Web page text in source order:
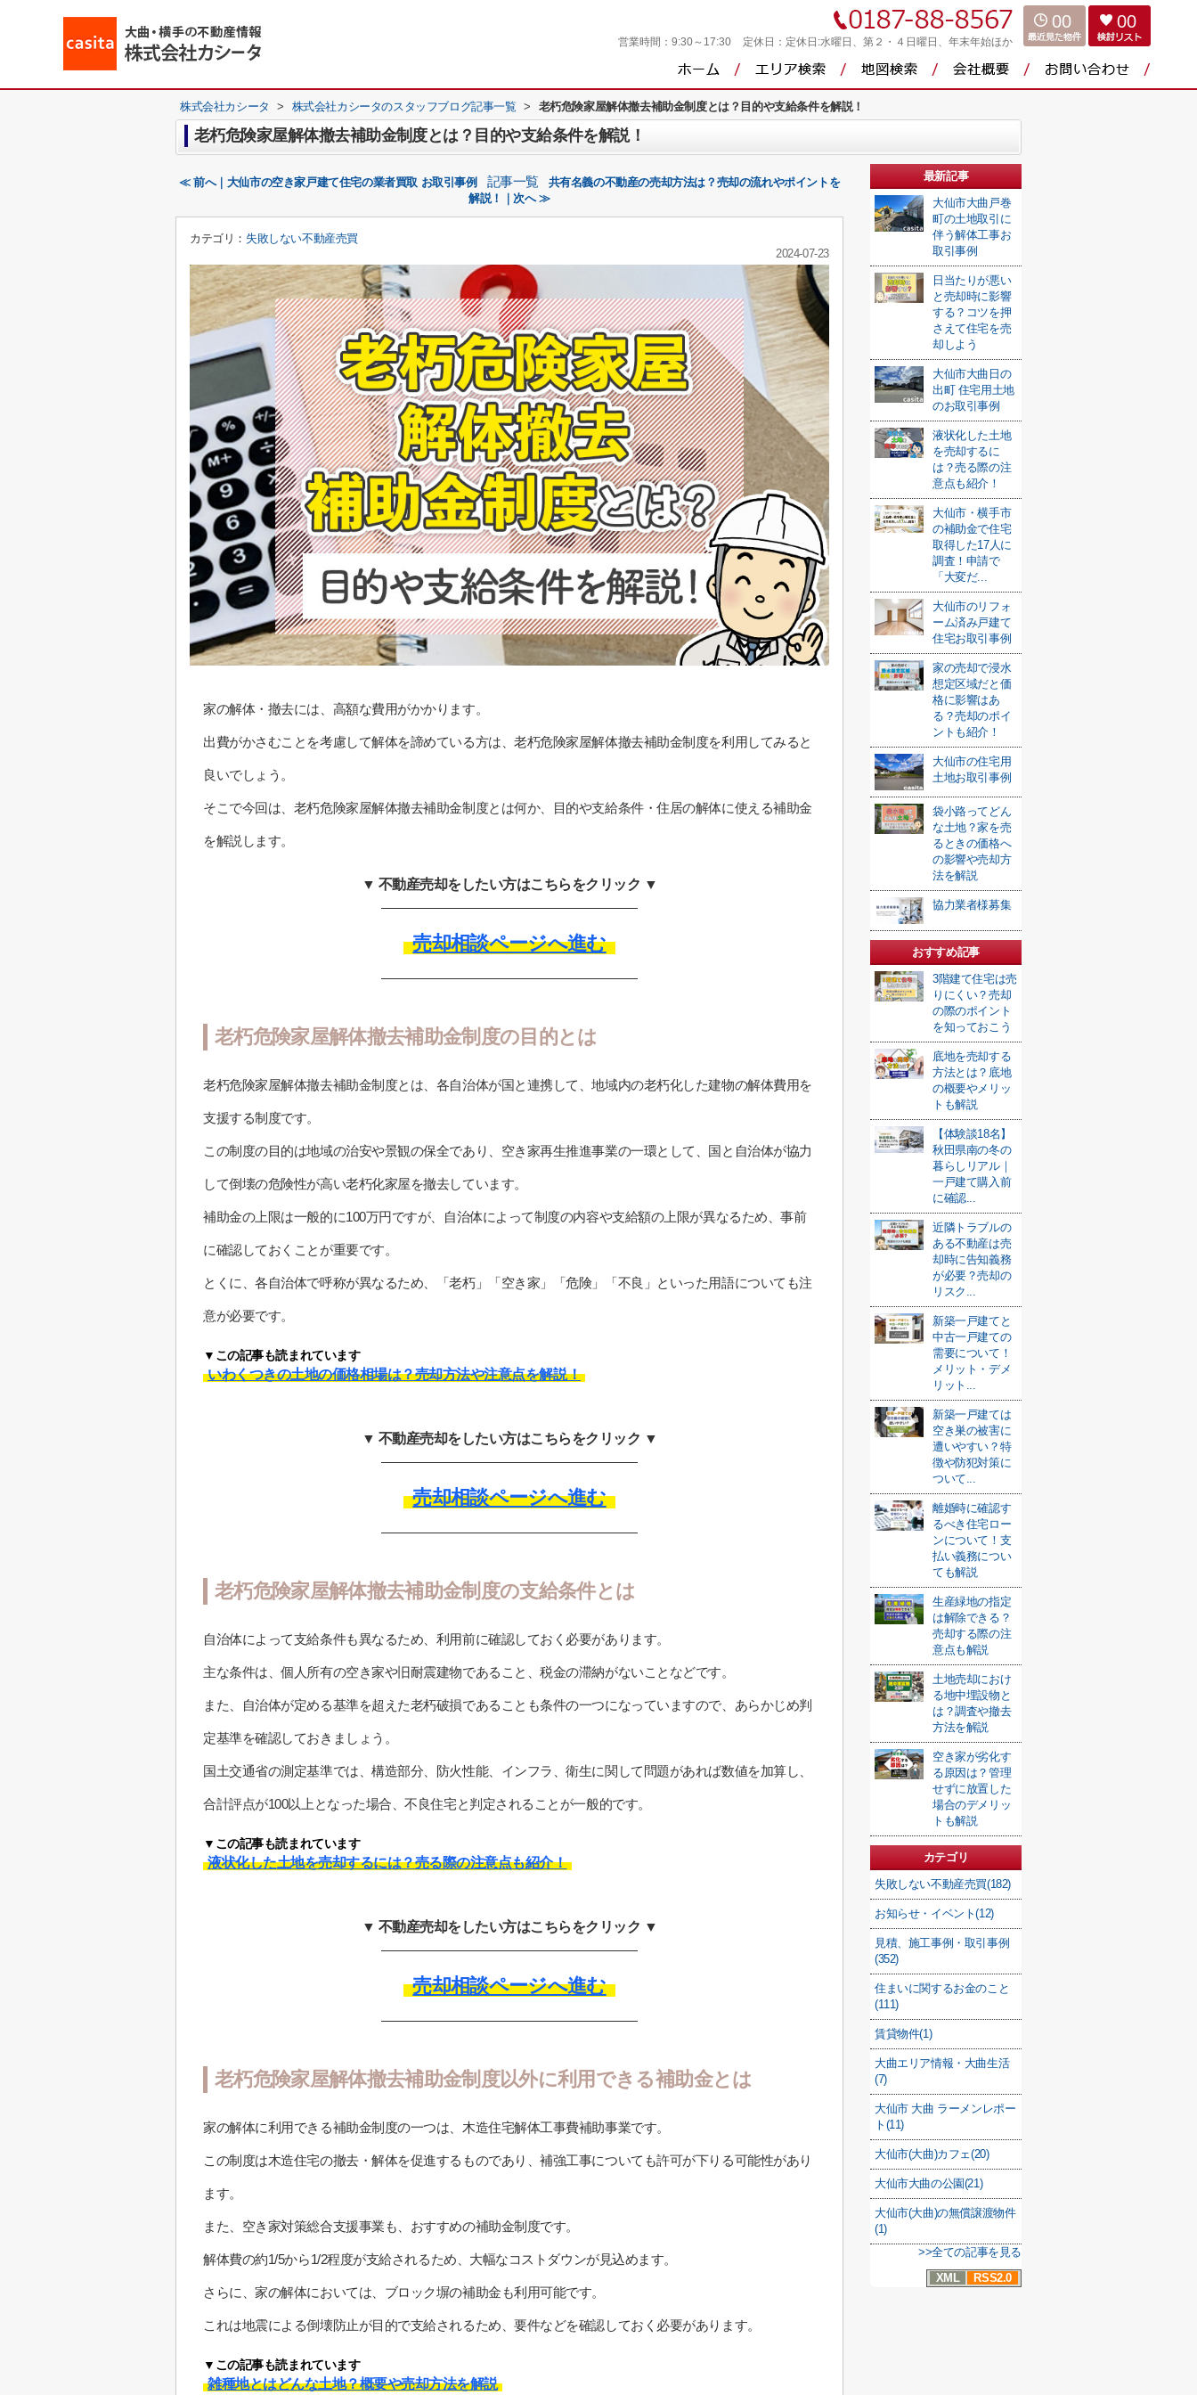
営業時間： 9:30～17:30 定休日： 定休日:水曜日、第２・４日曜日、年末年始ほか
00 00
株式会社カシータ > 株式会社カシータのスタッフブログ記事一覧 > 老朽危険家屋解体撤去補助金制度とは？目的や支給条件を解説！
老朽危険家屋解体撤去補助金制度とは？目的や支給条件を解説！
≪ 前へ｜大仙市の空き家戸建て住宅の業者買取 お取引事例 記事一覧
共有名義の不動産の売却方法は？売却の流れやポイントを
解説！｜次へ ≫
カテゴリ： 失敗しない不動産売買
2024-07-23
家の解体・撤去には、高額な費用がかかります。
出費がかさむことを考慮して解体を諦めている方は、老朽危険家屋解体撤去補助金制度を利用してみると
良いでしょう。
そこで今回は、老朽危険家屋解体撤去補助金制度とは何か、目的や支給条件・住居の解体に使える補助金
を解説します。
▼ 不動産売却をしたい方はこちらをクリック ▼
売却相談ページへ進む
老朽危険家屋解体撤去補助金制度の目的とは
老朽危険家屋解体撤去補助金制度とは、各自治体が国と連携して、地域内の老朽化した建物の解体費用を
支援する制度です。
この制度の目的は地域の治安や景観の保全であり、空き家再生推進事業の一環として、国と自治体が協力
して倒壊の危険性が高い老朽化家屋を撤去しています。
補助金の上限は一般的に100万円ですが、自治体によって制度の内容や支給額の上限が異なるため、事前
に確認しておくことが重要です。
とくに、各自治体で呼称が異なるため、「老朽」「空き家」「危険」「不良」といった用語についても注
意が必要です。
▼この記事も読まれています
いわくつきの土地の価格相場は？売却方法や注意点を解説！
▼ 不動産売却をしたい方はこちらをクリック ▼
売却相談ページへ進む
老朽危険家屋解体撤去補助金制度の支給条件とは
自治体によって支給条件も異なるため、利用前に確認しておく必要があります。
主な条件は、個人所有の空き家や旧耐震建物であること、税金の滞納がないことなどです。
また、自治体が定める基準を超えた老朽破損であることも条件の一つになっていますので、あらかじめ判
定基準を確認しておきましょう。
国土交通省の測定基準では、構造部分、防火性能、インフラ、衛生に関して問題があれば数値を加算し、
合計評点が100以上となった場合、不良住宅と判定されることが一般的です。
▼この記事も読まれています
液状化した土地を売却するには？売る際の注意点も紹介！
▼ 不動産売却をしたい方はこちらをクリック ▼
売却相談ページへ進む
老朽危険家屋解体撤去補助金制度以外に利用できる補助金とは
家の解体に利用できる補助金制度の一つは、木造住宅解体工事費補助事業です。
この制度は木造住宅の撤去・解体を促進するものであり、補強工事についても許可が下りる可能性があり
ます。
また、空き家対策総合支援事業も、おすすめの補助金制度です。
解体費の約1/5から1/2程度が支給されるため、大幅なコストダウンが見込めます。
さらに、家の解体においては、ブロック塀の補助金も利用可能です。
これは地震による倒壊防止が目的で支給されるため、要件などを確認しておく必要があります。
▼この記事も読まれています
雑種地とはどんな土地？概要や売却方法を解説
最新記事
大仙市大曲戸巻
町の土地取引に
伴う解体工事お
取引事例
日当たりが悪い
と売却時に影響
する？コツを押
さえて住宅を売
却しよう
大仙市大曲日の
出町 住宅用土地
のお取引事例
液状化した土地
を売却するに
は？売る際の注
意点も紹介！
大仙市・横手市
の補助金で住宅
取得した17人に
調査！申請で
「大変だ...
大仙市のリフォ
ーム済み戸建て
住宅お取引事例
家の売却で浸水
想定区域だと価
格に影響はあ
る？売却のポイ
ントも紹介！
大仙市の住宅用
土地お取引事例
袋小路ってどん
な土地？家を売
るときの価格へ
の影響や売却方
法を解説
協力業者様募集
おすすめ記事
3階建て住宅は売
りにくい？売却
の際のポイント
を知っておこう
底地を売却する
方法とは？底地
の概要やメリッ
トも解説
【体験談18名】
秋田県南の冬の
暮らしリアル｜
一戸建て購入前
に確認...
近隣トラブルの
ある不動産は売
却時に告知義務
が必要？売却の
リスク...
新築一戸建てと
中古一戸建ての
需要について！
メリット・デメ
リット...
新築一戸建ては
空き巣の被害に
遭いやすい？特
徴や防犯対策に
ついて...
離婚時に確認す
るべき住宅ロー
ンについて！支
払い義務につい
ても解説
生産緑地の指定
は解除できる？
売却する際の注
意点も解説
土地売却におけ
る地中埋設物と
は？調査や撤去
方法を解説
空き家が劣化す
る原因は？管理
せずに放置した
場合のデメリッ
トも解説
カテゴリ
失敗しない不動産売買(182)
お知らせ・イベント(12)
見積、施工事例・取引事例
(352)
住まいに関するお金のこと
(111)
賃貸物件(1)
大曲エリア情報・大曲生活
(7)
大仙市 大曲 ラーメンレポー
ト(11)
大仙市(大曲)カフェ(20)
大仙市大曲の公園(21)
大仙市(大曲)の無償譲渡物件
(1)
>>全ての記事を見る
XML
RSS2.0